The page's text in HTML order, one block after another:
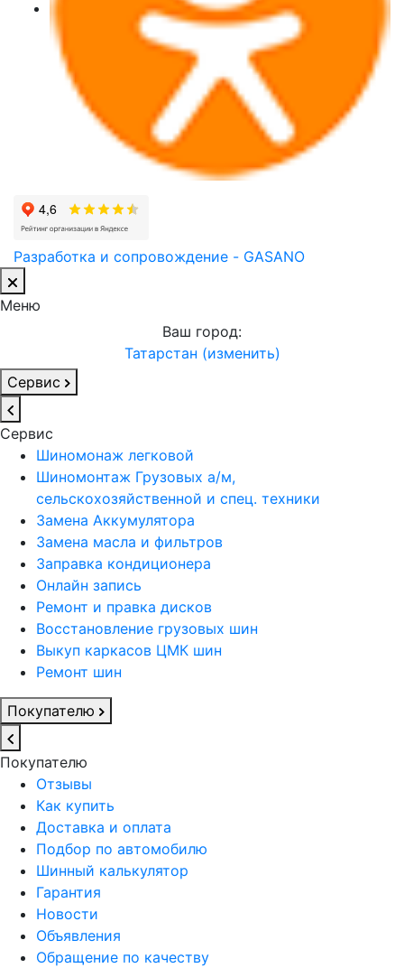
Разработка и сопровождение - GASANO
Меню
Ваш город:
Татарстан (изменить)
Сервис
Сервис
Шиномонаж легковой
Шиномонтаж Грузовых а/м,
сельскохозяйственной и спец. техники
Замена Аккумулятора
Замена масла и фильтров
Заправка кондиционера
Онлайн запись
Ремонт и правка дисков
Восстановление грузовых шин
Выкуп каркасов ЦМК шин
Ремонт шин
Покупателю
Покупателю
Отзывы
Как купить
Доставка и оплата
Подбор по автомобилю
Шинный калькулятор
Гарантия
Новости
Объявления
Обращение по качеству